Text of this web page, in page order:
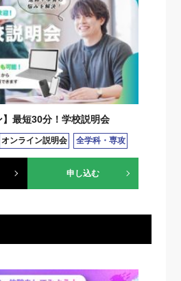
】最短30分！学校説明会
オンライン説明会 全学科・専攻
申し込む